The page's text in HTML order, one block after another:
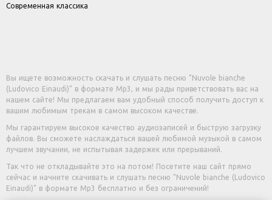
Современная классика
Вы ищете возможность скачать и слушать песню "Nuvole bianche
(Ludovico Einaudi)" в формате Mp3, и мы рады приветствовать вас на
нашем сайте! Мы предлагаем вам удобный способ получить доступ к
вашим любимым трекам в самом высоком качестве.
Мы гарантируем высокое качество аудиозаписей и быструю загрузку
файлов. Вы сможете наслаждаться вашей любимой музыкой в самом
лучшем звучании, не испытывая задержек или прерываний.
Так что не откладывайте это на потом! Посетите наш сайт прямо
сейчас и начните скачивать и слушать песню "Nuvole bianche (Ludovico
Einaudi)" в формате Mp3 бесплатно и без ограничений!